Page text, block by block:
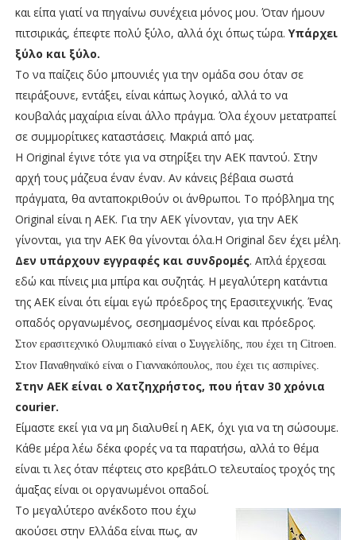
και είπα γιατί να πηγαίνω συνέχεια μόνος μου. Όταν ήμουν
πιτσιρικάς, έπεφτε πολύ ξύλο, αλλά όχι όπως τώρα. Υπάρχει
ξύλο και ξύλο.
Το να παίζεις δύο μπουνιές για την ομάδα σου όταν σε
πειράξουνε, εντάξει, είναι κάπως λογικό, αλλά το να
κουβαλάς μαχαίρια είναι άλλο πράγμα. Όλα έχουν μετατραπεί
σε συμμορίτικες καταστάσεις. Μακριά από μας.
Η Original έγινε τότε για να στηρίξει την ΑΕΚ παντού. Στην
αρχή τους μάζευα έναν έναν. Αν κάνεις βέβαια σωστά
πράγματα, θα ανταποκριθούν οι άνθρωποι. Το πρόβλημα της
Original είναι η ΑΕΚ. Για την ΑΕΚ γίνονταν, για την ΑΕΚ
γίνονται, για την ΑΕΚ θα γίνονται όλα.Η Original δεν έχει μέλη.
Δεν υπάρχουν εγγραφές και συνδρομές. Απλά έρχεσαι
εδώ και πίνεις μια μπίρα και συζητάς. Η μεγαλύτερη κατάντια
της ΑΕΚ είναι ότι είμαι εγώ πρόεδρος της Ερασιτεχνικής. Ένας
οπαδός οργανωμένος, σεσημασμένος είναι και πρόεδρος.
Στον ερασιτεχνικό Ολυμπιακό είναι ο Συγγελίδης, που έχει τη Citroen.
Στον Παναθηναϊκό είναι ο Γιαννακόπουλος, που έχει τις ασπιρίνες.
Στην ΑΕΚ είναι ο Χατζηχρήστος, που ήταν 30 χρόνια
courier.
Είμαστε εκεί για να μη διαλυθεί η ΑΕΚ, όχι για να τη σώσουμε.
Κάθε μέρα λέω δέκα φορές να τα παρατήσω, αλλά το θέμα
είναι τι λες όταν πέφτεις στο κρεβάτι.Ο τελευταίος τροχός της
άμαξας είναι οι οργανωμένοι οπαδοί.
Το μεγαλύτερο ανέκδοτο που έχω
ακούσει στην Ελλάδα είναι πως, αν